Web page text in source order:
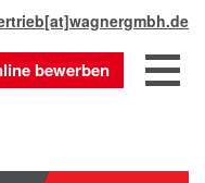
bewerben